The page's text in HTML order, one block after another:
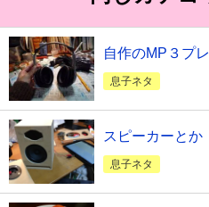
自作のMP３プ
息子ネタ
スピーカーとか
息子ネタ